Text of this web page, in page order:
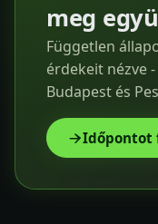
meg
Független
érdekeit nézve
Budapest és
Időpontot